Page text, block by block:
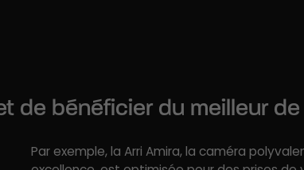
de bénéficier du meilleur de
Par exemple, la Arri Amira, la caméra